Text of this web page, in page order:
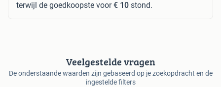
terwijl de goedkoopste voor€ 10 stond.
Veelgestelde vragen
De onderstaande waarden zijn gebaseerd op je zoekopdracht en de
ingestelde filters